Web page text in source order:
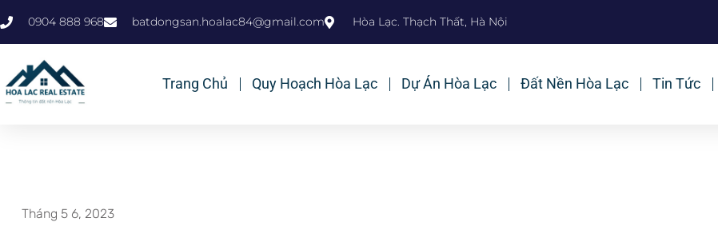
0904 888 968 batdongsan.hoalac84@gmail.com Hòa Lạc. Thạch Thất, Hà Nội
Trang Chủ Quy Hoạch Hòa Lạc Dự Án Hòa Lạc Đất Nền Hòa Lạc Tin Tức
Tháng 5 6, 2023